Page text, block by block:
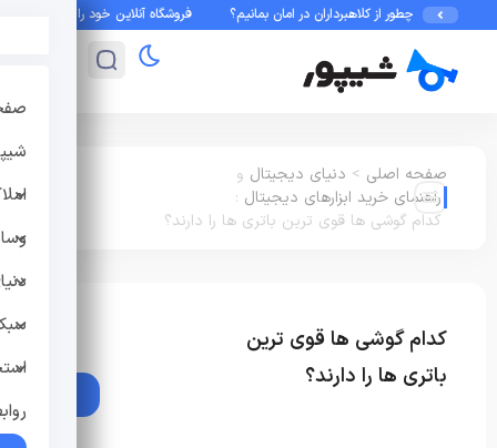
در شیپور: چطور از کلاهبرداران در امان بمانیم؟ فروشگاه آنلاین خود را در شیپور بسازید!
صفحه اصلی > دنیای دیجیتال و
راهنمای خرید ابزارهای دیجیتال :
کدام گوشی ها قوی ترین باتری ها را دارند؟
کدام گوشی ها قوی ترین
باتری ها را دارند؟